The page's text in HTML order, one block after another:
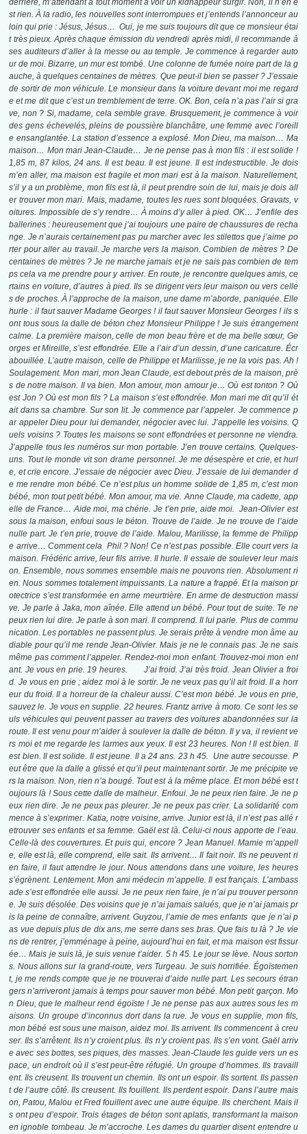
derrière, m’attendant à tout moment à voir un kidnappeur surgir. Non, il n’en e
st rien. À la radio, les nouvelles sont interrompues et j’entends l’annonceur au
loin qui prie : Jésus, Jésus… Oui, je me suis toujours dit que ce monsieur étai
t très pieux. Après chaque émission du vendredi après midi, il recommande à
ses auditeurs d’aller à la messe ou au temple. Je commence à regarder auto
ur de moi. Bizarre, un mur est tombé. Une colonne de fumée noire part de la g
auche, à quelques centaines de mètres. Que peut-il bien se passer ? J’essaie
de sortir de mon véhicule. Le monsieur dans la voiture devant moi me regard
e et me dit que c’est un tremblement de terre. OK. Bon, cela n’a pas l’air si gra
ve, non ? Si, madame, cela semble grave. Brusquement, je commence à voir
des gens échevelés, pleins de poussière blanchâtre, une femme avec l’oreill
e ensanglantée. La station d’essence a explosé. Mon Dieu, ma maison… Ma
maison… Mon mari Jean-Claude… Je ne pense pas à mon fils : il est solide !
1,85 m, 87 kilos, 24 ans. Il est beau. Il est jeune. Il est indestructible. Je dois
m’en aller, ma maison est fragile et mon mari est à la maison. Naturellement,
s’il y a un problème, mon fils est là, il peut prendre soin de lui, mais je dois all
er trouver mon mari. Mais, madame, toutes les rues sont bloquées. Gravats, v
oitures. Impossible de s’y rendre… À moins d’y aller à pied. OK… J’enfile des
ballerines : heureusement que j’ai toujours une paire de chaussures de recha
nge. Je n’aurais certainement pas pu marcher avec les stilettos que j’aime po
rter pour aller au travail. Je marche vers la maison. Combien de mètres ? De
centaines de mètres ? Je ne marche jamais et je ne sais pas combien de tem
ps cela va me prendre pour y arriver. En route, je rencontre quelques amis, ce
rtains en voiture, d’autres à pied. Ils se dirigent vers leur maison ou vers celle
s de proches. À l’approche de la maison, une dame m’aborde, paniquée. Elle
hurle : il faut sauver Madame Georges ! il faut sauver Monsieur Georges ! ils s
ont tous sous la dalle de béton chez Monsieur Philippe ! Je suis étrangement
calme. La première maison, celle de mon beau frère et de ma belle sœur, Ge
orges et Mireille, s’est effondrée. Elle a l’air d’un dessin, d’une caricature. Écr
abouillée. L’autre maison, celle de Philippe et Marilisse, je ne la vois pas. Ah !
Soulagement. Mon mari, mon Jean Claude, est debout près de la maison, prè
s de notre maison. Il va bien. Mon amour, mon amour je… Où est tonton ? Où
est Jon ? Où est mon fils ? La maison s’est effondrée. Mon mari me dit qu’il ét
ait dans sa chambre. Sur son lit. Je commence par l’appeler. Je commence p
ar appeler Dieu pour lui demander, négocier avec lui. J’appelle les voisins. Q
uels voisins ? Toutes les maisons se sont effondrées et personne ne viendra.
J’appelle tous les numéros sur mon portable. J’en trouve certains. Quelques-
uns. Tout le monde vit son drame personnel. Je me désespère et crie, et hurl
e, et crie encore. J’essaie de négocier avec Dieu. J’essaie de lui demander d
e me rendre mon bébé. Ce n’est plus un homme solide de 1,85 m, c’est mon
bébé, mon tout petit bébé. Mon amour, ma vie. Anne Claude, ma cadette, app
elle de France… Aide moi, ma chérie. Je t’en prie, aide moi. Jean-Olivier est
sous la maison, enfoui sous le béton. Trouve de l’aide. Je ne trouve de l’aide
nulle part. Je t’en prie, trouve de l’aide. Malou, Marilisse, la femme de Philipp
e arrive… Comment cela Phil ? Non! Ce n’est pas possible. Elle court vers la
maison. Frédéric arrive, leur fils arrive. Il hurle. Il essaie de soulever leur mais
on. Ensemble, nous sommes ensemble mais ne pouvons rien. Absolument ri
en. Nous sommes totalement impuissants. La nature a frappé. Et la maison pr
otectrice s’est transformée en arme meurtrière. En arme de destruction massi
ve. Je parle à Jaka, mon aînée. Elle attend un bébé. Pour tout de suite. Te ne
peux rien lui dire. Je parle à son mari. Il comprend. Il lui parle. Plus de commu
nication. Les portables ne passent plus. Je serais prête à vendre mon âme au
diable pour qu’il me rende Jean-Olivier. Mais je ne le connais pas. Je ne sais
même pas comment l’appeler. Rendez-moi mon enfant. Trouvez-moi mon enf
ant. Je vous en prie. 19 heures. J’ai froid. J’ai très froid. Jean Olivier a froi
d. Je vous en prie ; aidez moi à le sortir. Je ne veux pas qu’il ait froid. Il a horr
eur du froid. Il a horreur de la chaleur aussi. C’est mon bébé. Je vous en prie,
sauvez le. Je vous en supplie. 22 heures. Frantz arrive à moto. Ce sont les se
uls véhicules qui peuvent passer au travers des voitures abandonnées sur la
route. Il est venu pour m’aider à soulever la dalle de béton. Il y va, il revient ve
rs moi et me regarde les larmes aux yeux. Il est 23 heures. Non ! Il est bien. Il
est bien. Il est solide. Il est jeune. Il a 24 ans. 23 h 45. Une autre secousse. P
eut être que la dalle a glissé et qu’il peut maintenant sortir. Je me précipite ve
rs la maison. Non, rien n’a bougé. Tout est à la même place. Et mon bébé est t
oujours là ! Sous cette dalle de malheur. Enfoui. Je ne peux rien faire. Je ne p
eux rien dire. Je ne peux pas pleurer. Je ne peux pas crier. La solidarité com
mence à s’exprimer. Katia, notre voisine, arrive. Junior est là, il n’est pas allé r
etrouver ses enfants et sa femme. Gaël est là. Celui-ci nous apporte de l’eau.
Celle-là des couvertures. Et puis qui, encore ? Jean Manuel. Mamie m’appell
e, elle est là, elle comprend, elle sait. Ils arrivent… Il fait noir. Ils ne peuvent ri
en faire, il faut attendre le jour. Nous attendons dans une voiture, les heures
s’égrènent. Lentement. Mon ami médecin m’appelle. Il est français. L’ambass
ade s’est effondrée elle aussi. Je ne peux rien faire, je n’ai pu trouver personn
e. Je suis désolée. Des voisins que je n’ai jamais salués, que je n’ai jamais pr
is la peine de connaître, arrivent. Guyzou, l’amie de mes enfants que je n’ai p
as vue depuis plus de dix ans, me serre dans ses bras. Que fais tu là ? Je vie
ns de rentrer, j’emménage à peine, aujourd’hui en fait, et ma maison est fissur
ée… Mais je suis là, je suis venue t’aider. 5 h 45. Le jour se lève. Nous sorton
s. Nous allons sur la grand-route, vers Turgeau. Je suis horrifiée. Égoïstemen
t, je me rends compte que je ne trouverai d’aide nulle part. Les secours étran
gers n’arriveront jamais à temps pour sauver mon bébé. Mon petit garçon. Mo
n Dieu, que le malheur rend égoïste ! Je ne pense pas aux autres sous les m
aisons. Un groupe d’inconnus dort dans la rue. Je vous en supplie, mon fils,
mon bébé est sous une maison, aidez moi. Ils arrivent. Ils commencent à creu
ser. Ils s’arrêtent. Ils n’y croient plus. Ils n’y croient pas. Ils s’en vont. Gaël arriv
e avec ses bottes, ses piques, des masses. Jean-Claude les guide vers un es
pace, un endroit où il s’est peut-être réfugié. Un groupe d’hommes. Ils travaill
ent. Ils creusent. Ils trouvent un chemin. Ils ont un espoir. Ils sortent. Ils passen
t de l’autre côté. Ils creusent. Ils fouillent. Ils perdent espoir. Dans l’autre mais
on, Patou, Malou et Fred fouillent avec une autre équipe. Ils cherchent. Mais il
s ont peu d’espoir. Trois étages de béton sont aplatis, transformant la maison
en ignoble tombeau. Je m’accroche. Les dames du quartier disent entendre u